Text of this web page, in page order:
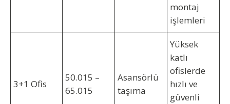
montaj
işlemleri
3+1 Ofis
50.015 –
65.015
Asansörlü
taşıma
Yüksek
katlı
ofislerde
hızlı ve
güvenli